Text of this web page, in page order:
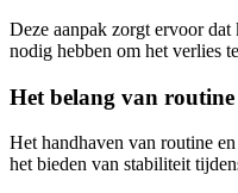
Deze aanpak zorgt ervoor
nodig hebben om het verlies
Het belang van
Het handhaven van routine
het bieden van stabiliteit